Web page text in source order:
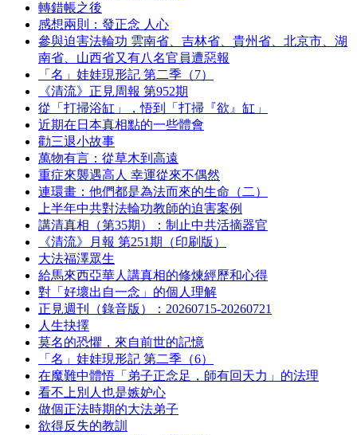
轉錯帳之後
感想兩則：發正念 人心
參與迫害法輪功 雲南省、吉林省、貴州省、北京市、湖
南省、山西省又有八名官員遭惡報
「名」娃娃現形記 第二季（7）
《清流》正見周報 第952期
從「打掃浴缸」，悟到「打掃『欲』缸」
近期在日本真相點的一些體會
勸三退小故事
萬物有言：從草木到高遠
重症來襲遇高人 幸運從來不偶然
連環畫：他們都是為法而來的生命（二）
上半年中共對法輪功教師的迫害案例
講清真相（第35期）：制止中共活摘器官
《清流》月報 第251期（印刷版）
大法福澤眾生
給馬來西亞華人講真相的修煉經歷和心得
對「好壞出自一念」的個人理解
正見週刊（錄音版）：20260715-20260721
人生抉擇
莫名的恐懼，來自前世的記憶
「名」娃娃現形記 第二季（6）
在魔難中體悟「弟子正念足，師有回天力」的法理
看不上別人也是嫉妒心
做個正法時期的大法弟子
欲得反失的教訓